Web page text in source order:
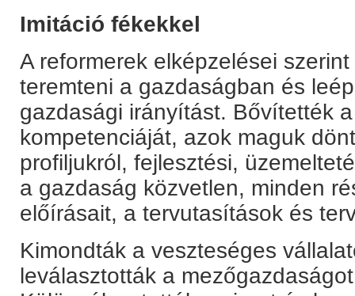
Imitáció fékekkel
A reformerek elképzelései
teremteni a gazdaságban és
gazdasági irányítást. Bővítették
kompetenciáját, azok maguk
profiljukról, fejlesztési,
a gazdaság közvetlen, minden
előírásait, a tervutasítások és
Kimondták a veszteséges
leválasztották a